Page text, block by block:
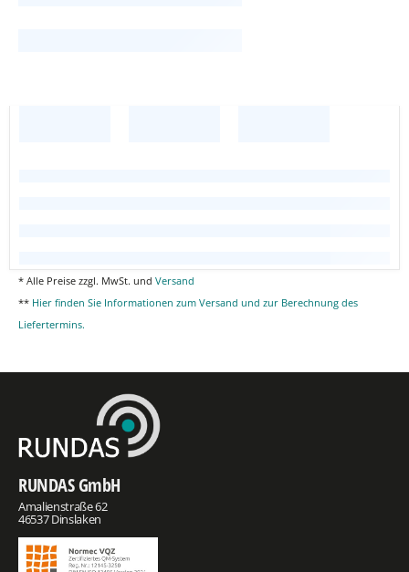
* Alle Preise zzgl. MwSt. und Versand
** Hier finden Sie Informationen zum Versand und zur Berechnung des
Liefertermins.
RUNDAS GmbH
Amalienstraße 62
46537 Dinslaken